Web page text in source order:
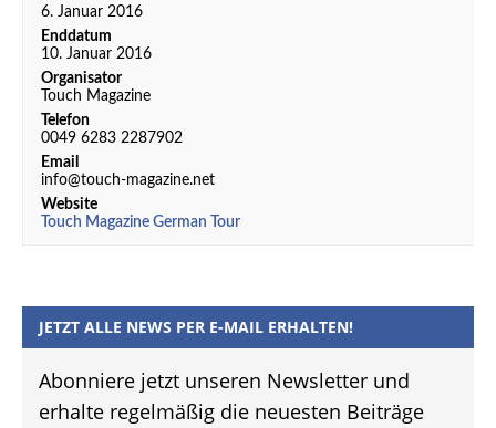
6. Januar 2016
Enddatum
10. Januar 2016
Organisator
Touch Magazine
Telefon
0049 6283 2287902
Email
info@touch-magazine.net
Website
Touch Magazine German Tour
JETZT ALLE NEWS PER E-MAIL ERHALTEN!
Abonniere jetzt unseren Newsletter und
erhalte regelmäßig die neuesten Beiträge